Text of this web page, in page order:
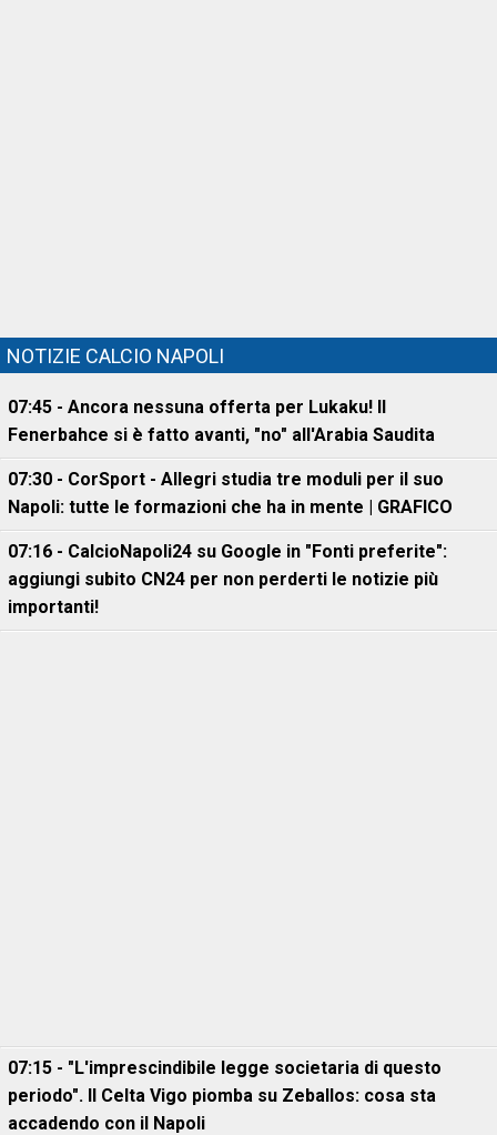
NOTIZIE CALCIO NAPOLI
07:45 - Ancora nessuna offerta per Lukaku! Il
Fenerbahce si è fatto avanti, "no" all'Arabia Saudita
07:30 - CorSport - Allegri studia tre moduli per il suo
Napoli: tutte le formazioni che ha in mente | GRAFICO
07:16 - CalcioNapoli24 su Google in "Fonti preferite":
aggiungi subito CN24 per non perderti le notizie più
importanti!
07:15 - "L'imprescindibile legge societaria di questo
periodo". Il Celta Vigo piomba su Zeballos: cosa sta
accadendo con il Napoli